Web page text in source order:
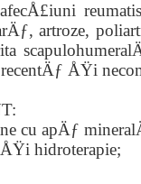
artroze,
ÅŸi
cu apÄƒ
hidroterapie;